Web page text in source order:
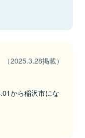
（2025.3.28掲載）
から稲沢市にな